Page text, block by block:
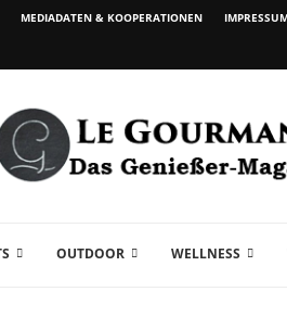
MEDIADATEN & KOOPERATIONEN
OUTDOOR WELLNESS